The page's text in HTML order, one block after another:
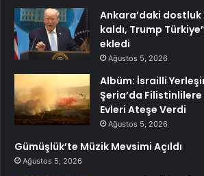
Ankara’daki
kaldı, Trump
ekledi
Ağustos 5, 2026
Albüm: İsrailli
Şeria’da
Evleri Ateşe Verdi
Ağustos 5, 2026
Gümüşlük’te Müzik Mevsimi Açıldı
Ağustos 5, 2026